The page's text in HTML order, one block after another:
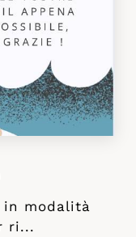
in modalità
ri...